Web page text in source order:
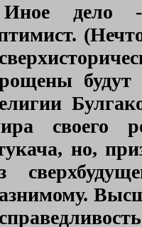
Иное дело -
будут
своего
но,